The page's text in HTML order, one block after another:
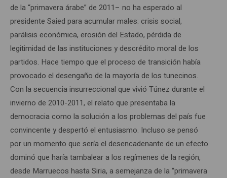
de la “primavera árabe” de 2011– no ha esperado al
presidente Saied para acumular males: crisis social,
parálisis económica, erosión del Estado, pérdida de
legitimidad de las instituciones y descrédito moral de los
partidos. Hace tiempo que el proceso de transición había
provocado el desengaño de la mayoría de los tunecinos.
Con la secuencia insurreccional que vivió Túnez durante el
invierno de 2010-2011, el relato que presentaba la
democracia como la solución a los problemas del país fue
convincente y despertó el entusiasmo. Incluso se pensó
por un momento que sería el desencadenante de un efecto
dominó que haría tambalear a los regímenes de la región,
desde Marruecos hasta Siria, a semejanza de la “primavera